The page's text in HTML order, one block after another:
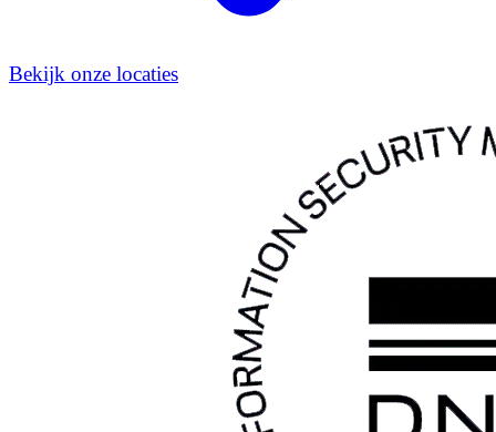
Bekijk onze locaties